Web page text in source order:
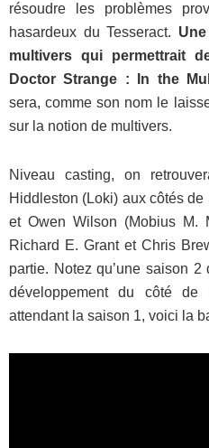
résoudre les problèmes
hasardeux du Tesseract.
multivers qui permettrait
Doctor Strange : In the
sera, comme son nom le
sur la notion de multivers.
Niveau casting, on
Hiddleston (Loki) aux côtés
et Owen Wilson (Mobius M.
Richard E. Grant et Chris
partie. Notez qu’une saison
développement du côté
attendant la saison 1, voici la